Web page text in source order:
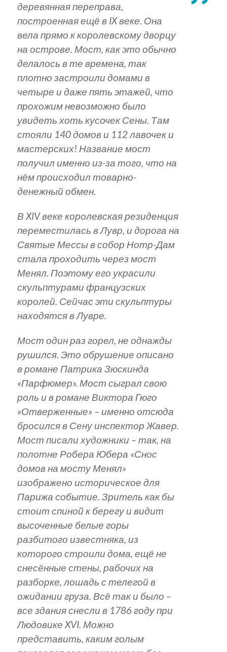
деревянная переправа,
построенная ещё в IX веке. Она
вела прямо к королевскому дворцу
на острове. Мост, как это обычно
делалось в те времена, так
плотно застроили домами в
четыре и даже пять этажей, что
прохожим невозможно было
увидеть хоть кусочек Сены. Там
стояли 140 домов и 112 лавочек и
мастерских! Название мост
получил именно из-за того, что на
нём происходил товарно-
денежный обмен.
В XIV веке королевская резиденция
переместилась в Лувр, и дорога на
Святые Мессы в собор Нотр-Дам
стала проходить через мост
Менял. Поэтому его украсили
скульптурами французских
королей. Сейчас эти скульптуры
находятся в Лувре.
Мост один раз горел, не однажды
рушился. Это обрушение описано
в романе Патрика Зюскинда
«Парфюмер». Мост сыграл свою
роль и в романе Виктора Гюго
«Отверженные» – именно отсюда
бросился в Сену инспектор Жавер.
Мост писали художники – так, на
полотне Робера Юбера «Снос
домов на мосту Менял»
изображено историческое для
Парижа событие. Зритель как бы
стоит спиной к берегу и видит
высоченные белые горы
разбитого известняка, из
которого строили дома, ещё не
снесённые стены, рабочих на
разборке, лошадь с телегой в
ожидании груза. Всё так и было –
все здания снесли в 1786 году при
Людовике XVI. Можно
представить, каким голым